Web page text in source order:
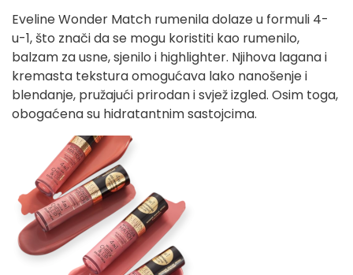
Eveline Wonder Match rumenila dolaze u formuli 4-
u-1, što znači da se mogu koristiti kao rumenilo,
balzam za usne, sjenilo i highlighter. Njihova lagana i
kremasta tekstura omogućava lako nanošenje i
blendanje, pružajući prirodan i svjež izgled. Osim toga,
obogaćena su hidratantnim sastojcima.